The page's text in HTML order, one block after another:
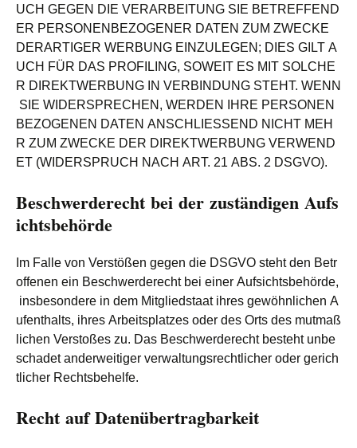
UCH GEGEN DIE VERARBEITUNG SIE BETREFFEND
ER PERSONENBEZOGENER DATEN ZUM ZWECKE
DERARTIGER WERBUNG EINZULEGEN; DIES GILT A
UCH FÜR DAS PROFILING, SOWEIT ES MIT SOLCHE
R DIREKTWERBUNG IN VERBINDUNG STEHT. WENN
SIE WIDERSPRECHEN, WERDEN IHRE PERSONEN
BEZOGENEN DATEN ANSCHLIESSEND NICHT MEH
R ZUM ZWECKE DER DIREKTWERBUNG VERWEND
ET (WIDERSPRUCH NACH ART. 21 ABS. 2 DSGVO).
Beschwerderecht bei der zuständigen Aufs
ichtsbehörde
Im Falle von Verstößen gegen die DSGVO steht den Betr
offenen ein Beschwerderecht bei einer Aufsichtsbehörde,
insbesondere in dem Mitgliedstaat ihres gewöhnlichen A
ufenthalts, ihres Arbeitsplatzes oder des Orts des mutmaß
lichen Verstoßes zu. Das Beschwerderecht besteht unbe
schadet anderweitiger verwaltungsrechtlicher oder gerich
tlicher Rechtsbehelfe.
Recht auf Datenübertragbarkeit